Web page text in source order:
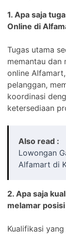
1. Apa saja
Online di
Tugas utama
memantau dan
online
pelanggan,
koordinasi
ketersediaan
Also read :
Lowongan
Alfamart di
2. Apa saja
melamar
Kualifikasi